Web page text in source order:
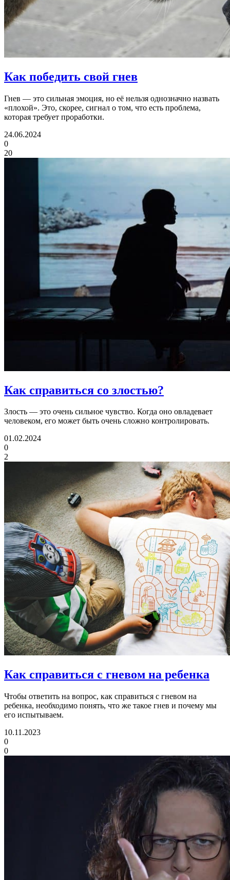
Как победить свой гнев
Гнев — это сильная эмоция, но её нельзя однозначно назвать
«плохой». Это, скорее, сигнал о том, что есть проблема,
которая требует проработки.
24.06.2024
0
20
Как справиться со злостью?
Злость — это очень сильное чувство. Когда оно овладевает
человеком, его может быть очень сложно контролировать.
01.02.2024
0
2
Как справиться с гневом на ребенка
Чтобы ответить на вопрос, как справиться с гневом на
ребенка, необходимо понять, что же такое гнев и почему мы
его испытываем.
10.11.2023
0
0